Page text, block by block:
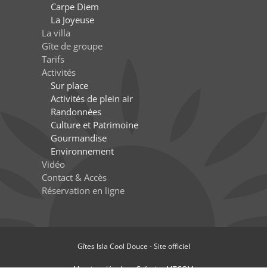
Carpe Diem
La Joyeuse
La villa
Gîte de groupe
Tarifs
Activités
Sur place
Activités de plein air
Randonnées
Culture et Patrimoine
Gourmandise
Environnement
Vidéo
Contact & Accès
Réservation en ligne
Gîtes Isla Cool Douce - Site officiel
Mentions légales-Création MTCOM